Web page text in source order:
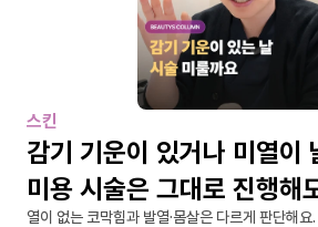
스킨
감기 기운이 있거나 미열이
미용 시술은 그대로 진행해
열이 없는 코막힘과 발열·몸살은 다르게 판단해